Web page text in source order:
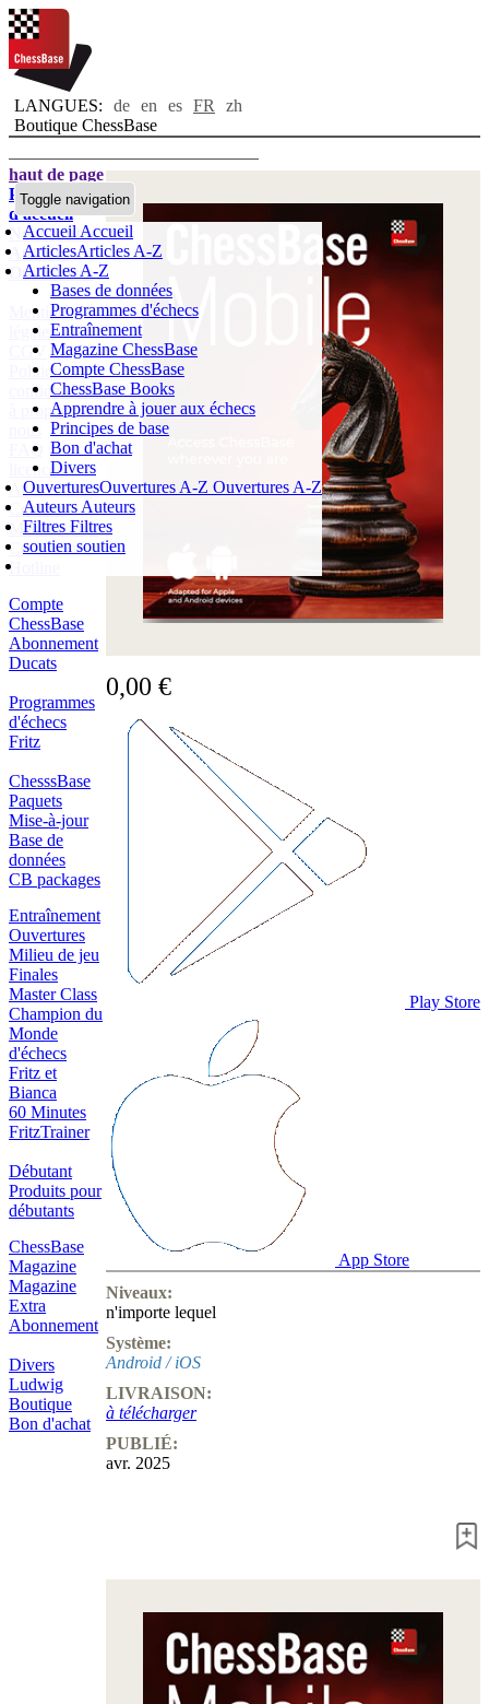
LANGUES: de en es FR
zh
Boutique ChessBase
Toggle navigation
Accueil Accueil
ArticlesArticles A-Z
Articles A-Z
Bases de données
Programmes d'échecs
Entraînement
Magazine ChessBase
Compte ChessBase
ChessBase Books
Apprendre à jouer aux échecs
Principes de base
Bon d'achat
Divers
OuverturesOuvertures A-Z Ouvertures A-Z
Auteurs Auteurs
Filtres Filtres
soutien soutien
Login
PANIER D'ACHATS
0ARTICLE
0,00 €
Play Store
App Store
Niveaux:
n'importe lequel
Système:
Android / iOS
LIVRAISON:
à télécharger
PUBLIÉ:
avr. 2025
haut de page
Page
d'accueil
Nouveautés
Auteurs
Ouvertures
Mentions
légales
CGV
Politique de
confidentialité
à propos de
nous
FAQ
licences
Accessibility
Cookies
Management
Compliance
Hotline
Compte
ChessBase
Abonnement
Ducats
Programmes
d'échecs
Fritz
ChesssBase
Paquets
Mise-à-jour
Base de
données
CB packages
Entraînement
Ouvertures
Milieu de jeu
Finales
Master Class
Champion du
Monde
d'échecs
Fritz et
Bianca
60 Minutes
FritzTrainer
Débutant
Produits pour
débutants
ChessBase
Magazine
Magazine
Extra
Abonnement
Divers
Ludwig
Boutique
Bon d'achat